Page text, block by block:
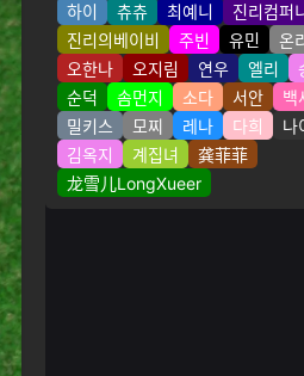
하이
츄츄 최예니
진리컴퍼
진리의베이비
주빈 유민
온
오한나
오지림 연우 엘리
순덕
솜먼지 소다 서안
백
밀키스
모찌 레나 다희
나
김옥지
계집녀
龚菲菲
龙雪儿LongXueer